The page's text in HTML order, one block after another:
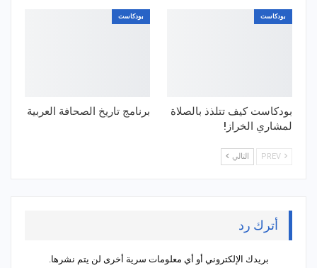
بودكاست
بودكاست كيف تتلذذ بالصلاة
لمشاري الخراز!
بودكاست
برنامج تاريخ الصحافة العربية
التالي
أترك رد
بريدك الإلكتروني أو أي معلومات سرية أخرى لن يتم نشرها.